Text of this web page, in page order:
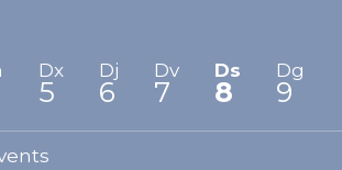
Dx
5
Dj
6
Dv
7
Ds
8
Dg
9